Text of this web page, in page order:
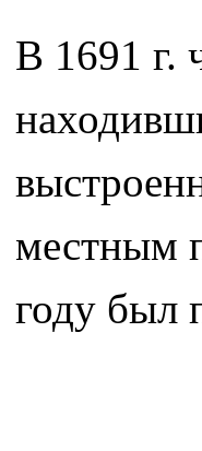
В 1691 г.
местным
году был